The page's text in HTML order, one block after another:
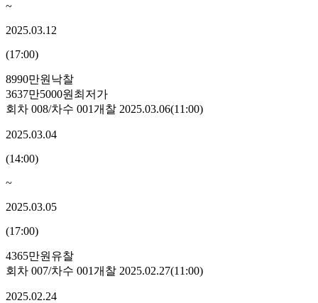
~
2025.03.12
(17:00)
8990만원 낙찰
3637만5000원 최저가
회차 008/차수 001개찰 2025.03.06(11:00)
2025.03.04
(14:00)
~
2025.03.05
(17:00)
4365만원 유찰
회차 007/차수 001개찰 2025.02.27(11:00)
2025.02.24